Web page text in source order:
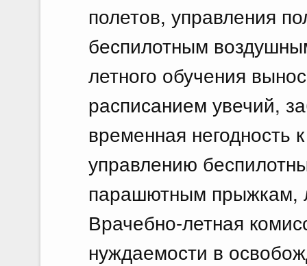
полетов, управления
беспилотным
летного обучения
расписанием увечий,
временная негодность
управлению
парашютным прыжкам,
Врачебно-летная
нуждаемости в